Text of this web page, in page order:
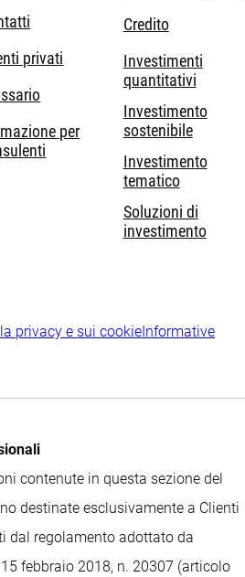
privati
per
Credito
Investimenti
quantitativi
Investimento
sostenibile
Investimento
tematico
Soluzioni di
investimento
privacy e sui cookie Informative
contenute in questa sezione del
destinate esclusivamente a Clienti
dal regolamento adottato da
febbraio 2018, n. 20307 (articolo